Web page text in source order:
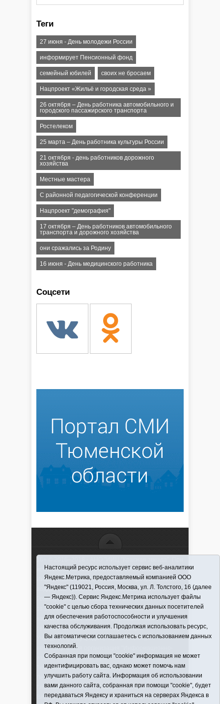
Теги
27 июня - День молодежи России
информирует Пенсионный фонд
семейный юбилей своих не бросаем
Нацпроект «Жильё и городская среда »
26 октября – День работника автомобильного и
городского пассажирского транспорта
Ростелеком
25 марта – День работника культуры России
21 октября - день работников дорожного
хозяйства
Местные мастера
С районной педагогической конференции
Нацпроект "демография"
17 октября – День работников автомобильного
транспорта и дорожного хозяйства
они сражались за Родину
16 июня - День медицинского работника
Соцсети
использовании материалов ссылка обязательна
Информационная лента выходит при финансовой
поддержке правительства Тюменской области
Регистрационный номер СМИ ЭЛ № ФС 77-66066
от 10.06. 2016 г. выдано Федеральной службой по
надзору в сфере связи, информационных
технологий и массовых коммуникаций.
Учредитель (соучредители) Автономная
некоммерческая организация "Информационно-
издательский центр "Красная звезда"" (627570,
Тюменская обл., Викуловский р-н, с. Викулово, ул.
Ленина, д. 5).
Главный редактор Антюхова Светлана
Владимировна. Адрес электронной почты:
Настоящий ресурс использует сервис веб-аналитики
Яндекс.Метрика, предоставляемый компанией ООО
"Яндекс" (119021, Россия, Москва, ул. Л. Толстого, 16 (далее
— Яндекс)). Сервис Яндекс.Метрика использует файлы
"cookie" с целью сбора технических данных посетителей
для обеспечения работоспособности и улучшения
качества обслуживания. Продолжая использовать ресурс,
Вы автоматически соглашаетесь с использованием данных
технологий.
Собранная при помощи "cookie" информация не может
идентифицировать вас, однако может помочь нам
улучшить работу сайта. Информация об использовании
вами данного сайта, собранная при помощи "cookie", будет
передаваться Яндексу и храниться на серверах Яндекса в